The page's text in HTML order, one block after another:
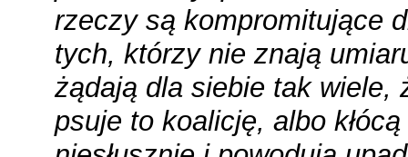
rzeczy są kompromitujące
tych, którzy nie znają
żądają dla siebie tak wiele,
psuje to koalicję, albo